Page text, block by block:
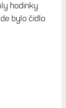
hodinky
bylo čidlo